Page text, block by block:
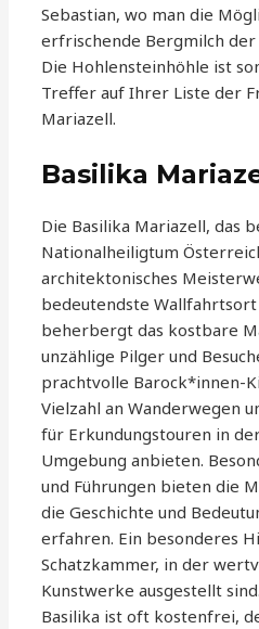
Sebastian, wo man die
erfrischende Bergmilch
Die Hohlensteinhöhle ist
Treffer auf Ihrer Liste der
Mariazell.
Basilika
Die Basilika Mariazell, das
Nationalheiligtum
architektonisches
bedeutendste Wallfahrtsort
beherbergt das kostbare
unzählige Pilger und
prachtvolle Barock*innen-
Vielzahl an Wanderwegen
für Erkundungstouren in
Umgebung anbieten.
und Führungen bieten die
die Geschichte und
erfahren. Ein besonderes
Schatzkammer, in der
Kunstwerke ausgestellt
Basilika ist oft kostenfrei,